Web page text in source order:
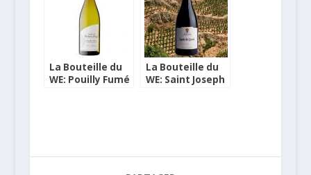
La Bouteille du
WE: Pouilly Fumé
La Bouteille du
WE: Saint Joseph